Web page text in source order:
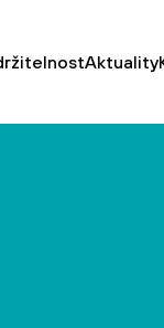
Aktuality